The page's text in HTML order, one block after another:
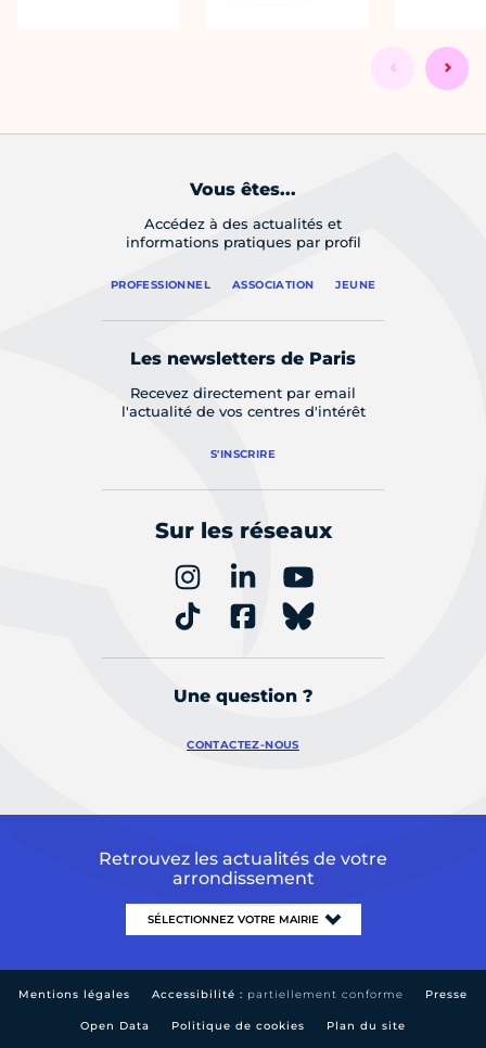
Vous êtes...
Accédez à des actualités et
informations pratiques par profil
PROFESSIONNEL ASSOCIATION JEUNE
Les newsletters de Paris
Recevez directement par email
l'actualité de vos centres d'intérêt
S'INSCRIRE
Sur les réseaux
Une question ?
CONTACTEZ-NOUS
Retrouvez les actualités de votre
arrondissement
Mentions légales Accessibilité : partiellement conforme Presse
Open Data Politique de cookies Plan du site